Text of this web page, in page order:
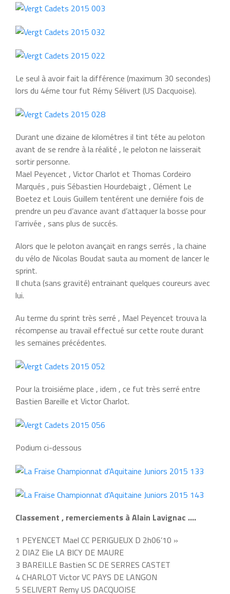
Le seul à avoir fait la différence (maximum 30 secondes)
lors du 4éme tour fut Rémy Sélivert (US Dacquoise).
Durant une dizaine de kilométres il tint téte au peloton
avant de se rendre à la réalité , le peloton ne laisserait
sortir personne.
Mael Peyencet , Victor Charlot et Thomas Cordeiro
Marqués , puis Sébastien Hourdebaigt , Clément Le
Boetez et Louis Guillem tentérent une derniére fois de
prendre un peu d’avance avant d’attaquer la bosse pour
l’arrivée , sans plus de succés.
Alors que le peloton avançait en rangs serrés , la chaine
du vélo de Nicolas Boudat sauta au moment de lancer le
sprint.
Il chuta (sans gravité) entrainant quelques coureurs avec
lui.
Au terme du sprint très serré , Mael Peyencet trouva la
récompense au travail effectué sur cette route durant
les semaines précédentes.
Pour la troisiéme place , idem , ce fut très serré entre
Bastien Bareille et Victor Charlot.
Podium ci-dessous
Classement , remerciements à Alain Lavignac ….
1 PEYENCET Mael CC PERIGUEUX D 2h06’10 »
2 DIAZ Elie LA BICY DE MAURE
3 BAREILLE Bastien SC DE SERRES CASTET
4 CHARLOT Victor VC PAYS DE LANGON
5 SELIVERT Remy US DACQUOISE